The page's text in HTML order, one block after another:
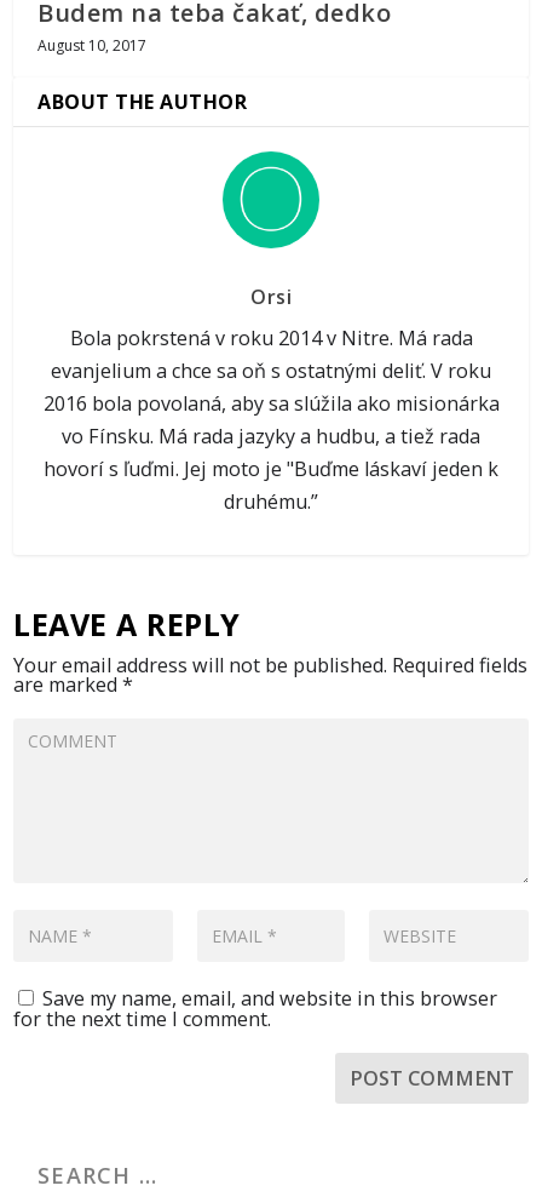
Budem na teba čakať, dedko
August 10, 2017
ABOUT THE AUTHOR
Orsi
Bola pokrstená v roku 2014 v Nitre. Má rada
evanjelium a chce sa oň s ostatnými deliť. V roku
2016 bola povolaná, aby sa slúžila ako misionárka
vo Fínsku. Má rada jazyky a hudbu, a tiež rada
hovorí s ľuďmi. Jej moto je "Buďme láskaví jeden k
druhému.”
LEAVE A REPLY
Your email address will not be published. Required fields
are marked*
Save my name, email, and website in this browser
for the next time I comment.